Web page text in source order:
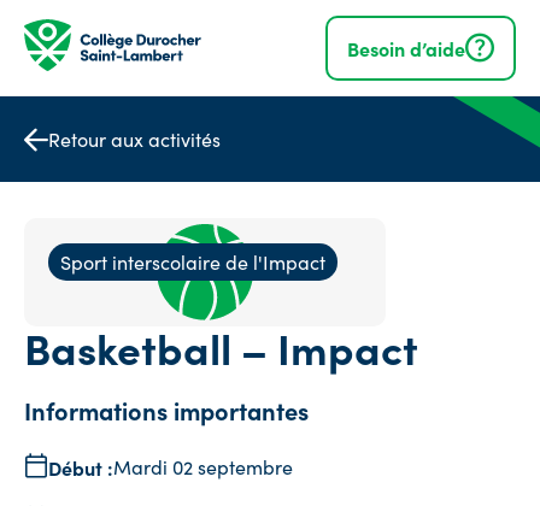
rapide
Besoin d’aide
Retour aux activités
Sport interscolaire de l'Impact
Basketball – Impact
Informations importantes
Début :Mardi 02 septembre